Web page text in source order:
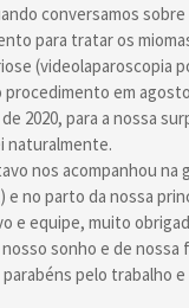
conversamos sobre
para tratar os
(videolaparoscopia
procedimento em
2020, para a nossa
naturalmente.
nos acompanhou na
e no parto da nossa
e equipe, muito
sonho e de nossa
pelo trabalho e